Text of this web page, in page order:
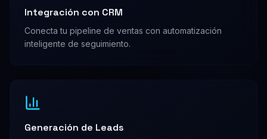
Integración con CRM
Conecta tu pipeline de ventas con automatización
inteligente de seguimiento.
Generación de Leads